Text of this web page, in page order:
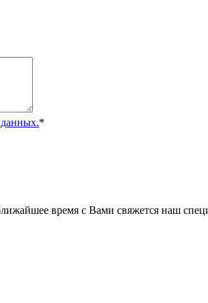
*
время с Вами свяжется наш